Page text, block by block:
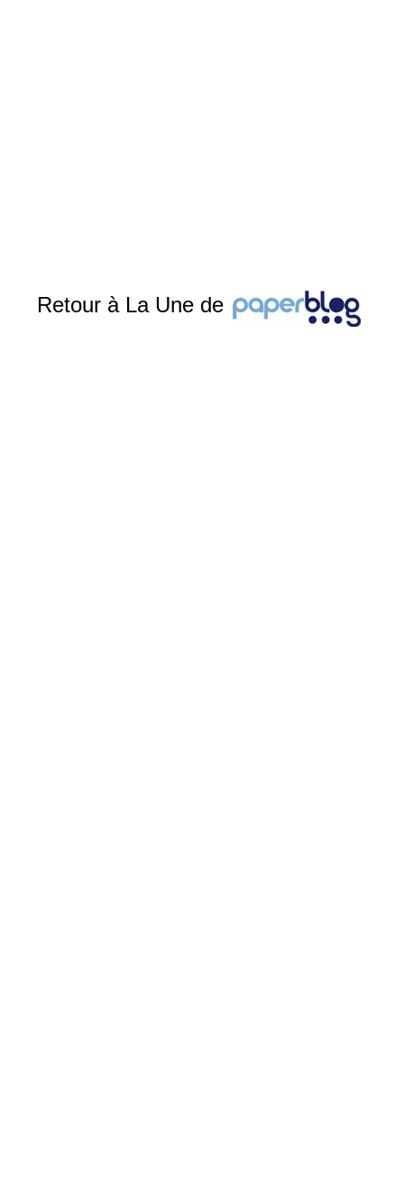
Retour à La Une de